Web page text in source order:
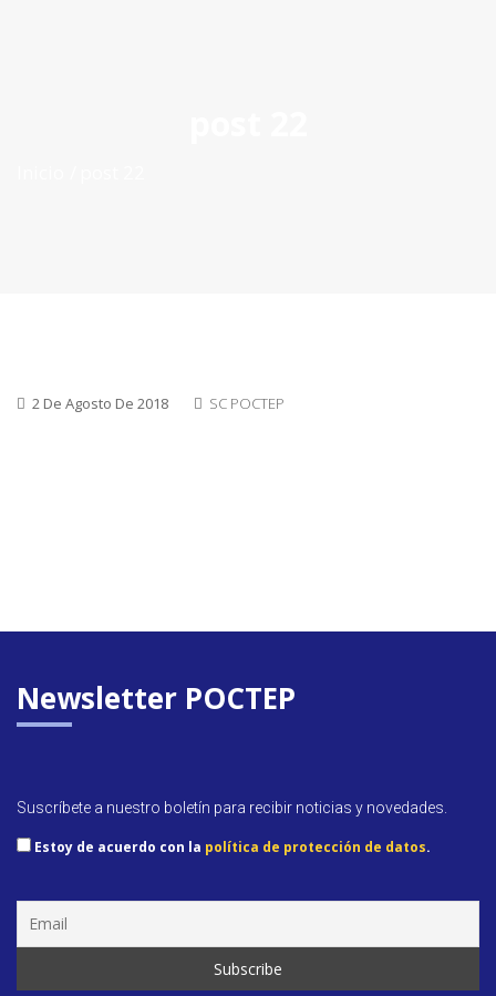
2 De Agosto De 2018 SC POCTEP
Newsletter POCTEP
Suscríbete a nuestro boletín para recibir noticias y novedades.
Estoy de acuerdo con la política de protección de datos.